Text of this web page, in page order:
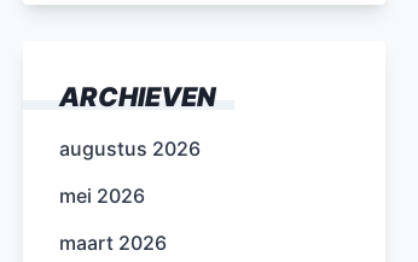
ARCHIEVEN
augustus 2026
mei 2026
maart 2026